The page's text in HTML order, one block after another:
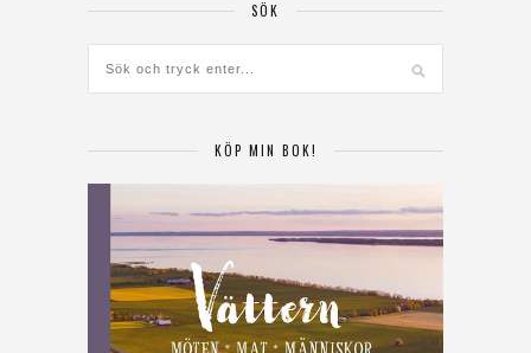
SÖK
KÖP MIN BOK!